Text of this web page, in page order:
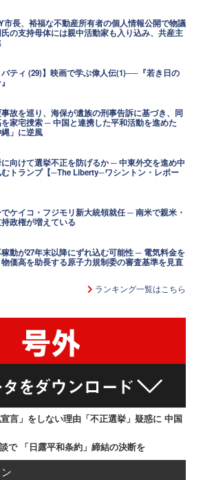
市長、裕福な不動産所有者の個人情報公開で物議
の支持母体には親中活動家も入り込み、共産主
バティ (29)】映画で学ぶ偉人伝(1)──『若き日の
故を巡り、海保が遺族の刑事告訴に基づき、同
家宅捜索 ─ 中国と連携した平和活動を進めた
縄」に逆風
向けて選挙不正を防げるか ─ 中東外交を進め中
トランプ【─The Liberty─ワシントン・レポー
ケイコ・フジモリ新大統領就任 ─ 南米で親米・
持政権が増えている
動が27年末以降にずれ込む可能性 ─ 電気料金を
価高を助長する原子力規制委の審査基準を見直
ランキング一覧はこちら
言」をしない理由「不正選挙」疑惑に 中国
で 「日露平和条約」締結の決断を